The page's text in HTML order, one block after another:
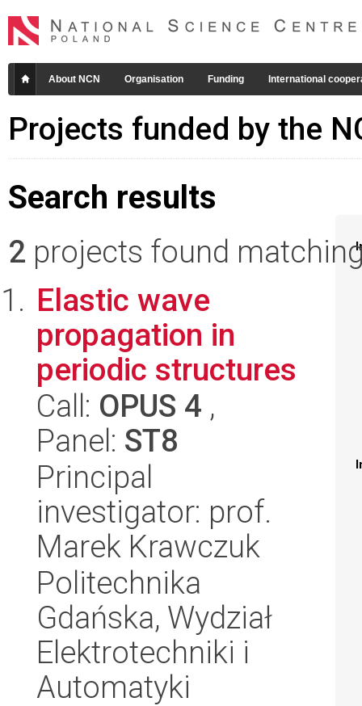
About NCN Organisation Funding International
Projects funded by the
Search results
2 projects found
Elastic wave
propagation in
periodic structures
Call: OPUS 4 ,
Panel: ST8
Principal
investigator: prof.
Marek Krawczuk
Politechnika
Gdańska, Wydział
Elektrotechniki i
Automatyki